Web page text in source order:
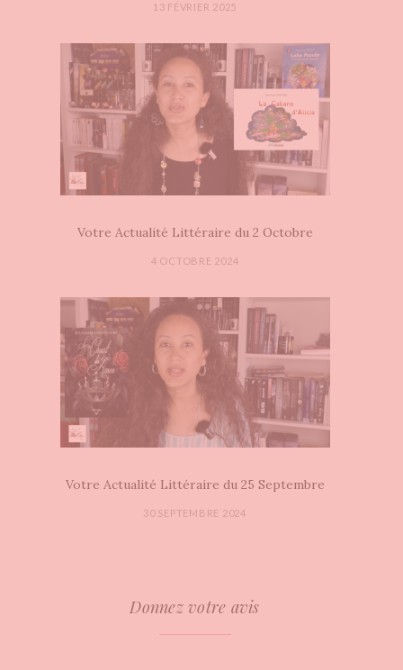
13 FÉVRIER 2025
Votre Actualité Littéraire du 2 Octobre
4 OCTOBRE 2024
Votre Actualité Littéraire du 25 Septembre
30 SEPTEMBRE 2024
Donnez votre avis